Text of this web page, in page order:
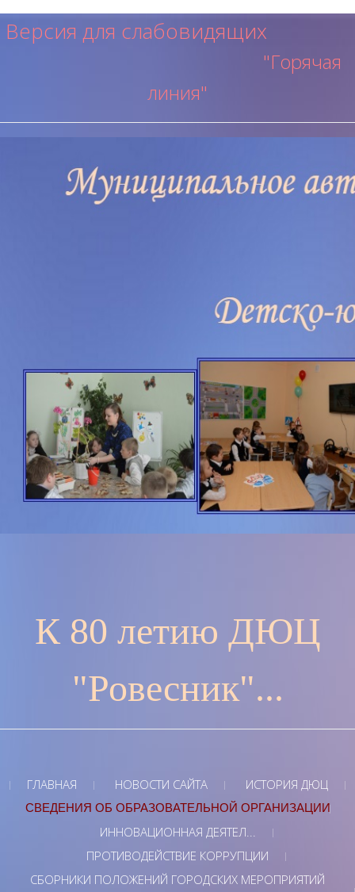
Версия для слабовидящих
"Горячая
линия"
К 80 летию ДЮЦ
"Ровесник"...
ГЛАВНАЯ НОВОСТИ САЙТА ИСТОРИЯ ДЮЦ
СВЕДЕНИЯ ОБ ОБРАЗОВАТЕЛЬНОЙ ОРГАНИЗАЦИИ
ИННОВАЦИОННАЯ ДЕЯТЕЛ...
ПРОТИВОДЕЙСТВИЕ КОРРУПЦИИ
СБОРНИКИ ПОЛОЖЕНИЙ ГОРОДСКИХ МЕРОПРИЯТИЙ